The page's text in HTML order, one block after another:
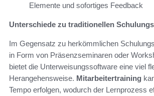
Elemente und sofortiges Feedback
Unterschiede zu traditionellen
Im Gegensatz zu herkömmlichen
in Form von Präsenzseminaren oder
bietet die Unterweisungssoftware eine viel
Herangehensweise. Mitarbeitertraining
Tempo erfolgen, wodurch der Lernprozess